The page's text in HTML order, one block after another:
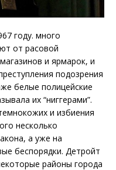
году. много
от расовой
и ярмарок, и
подозрения
белые полицейские
их “ниггерами”.
и избиения
несколько
а уже на
беспорядки. Детройт
районы города